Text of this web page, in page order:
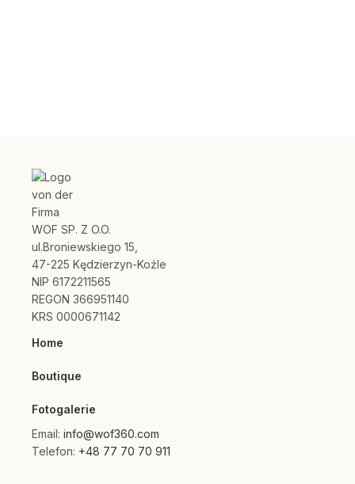
WOF SP. Z O.O.
ul.Broniewskiego 15,
47-225 Kędzierzyn-Koźle
NIP 6172211565
REGON 366951140
KRS 0000671142
Home
Boutique
Fotogalerie
Email: info@wof360.com
Telefon: +48 77 70 70 911